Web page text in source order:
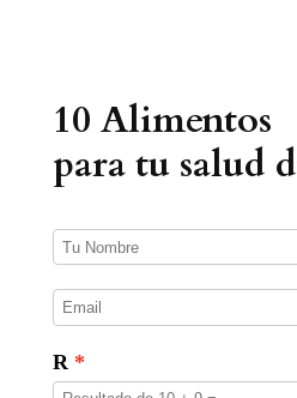
o
d
c
t
s
10 Alimentos
para tu salud